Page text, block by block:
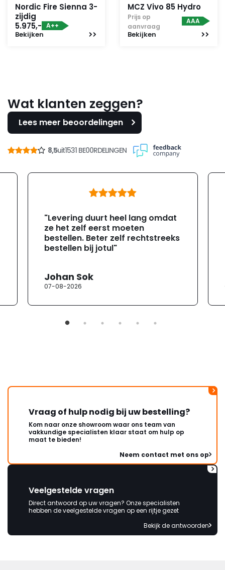
Nordic Fire Sienna 3-
zijdig
5.975,- A++
Bekijken
MCZ Vivo 85 Hydro
Prijs op
aanvraag
AAA
Bekijken
Wat klanten zeggen?
Lees meer beoordelingen
8,5uit1531 BE00RDELINGEN
"Levering duurt heel lang omdat
ze het zelf eerst moeten
bestellen. Beter zelf rechtstreeks
bestellen bij jotul"
Johan Sok
07-08-2026
Vraag of hulp nodig bij uw bestelling?
Kom naar onze showroom waar ons team van
vakkundige specialisten klaar staat om hulp op
maat te bieden!
Neem contact met ons op
Veelgestelde vragen
Direct antwoord op uw vragen? Onze specialisten
hebben de veelgestelde vragen op een rijtje gezet
Bekijk de antwoorden